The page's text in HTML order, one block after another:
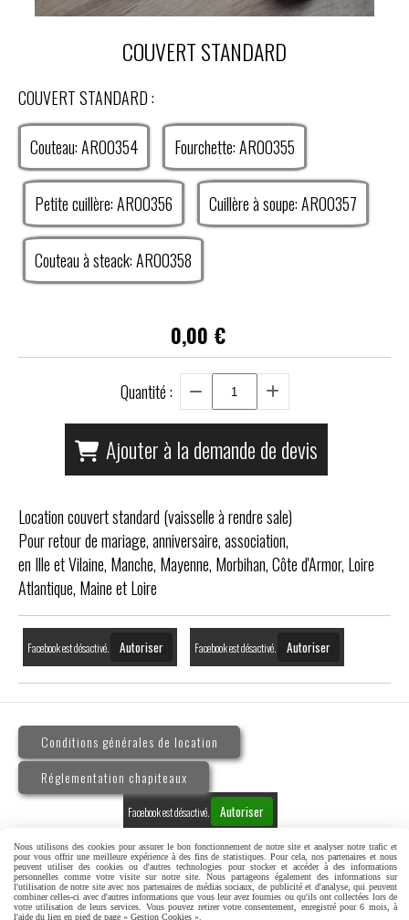
COUVERT STANDARD
COUVERT STANDARD :
Couteau: AR00354 Fourchette: AR00355
Petite cuillère: AR00356 Cuillère à soupe: AR00357
Couteau à steack: AR00358
0,00 €
Quantité :
Ajouter à la demande de devis
Location couvert standard (vaisselle à rendre sale)
Pour retour de mariage, anniversaire, association,
en Ille et Vilaine, Manche, Mayenne, Morbihan, Côte d'Armor, Loire
Atlantique, Maine et Loire
Facebook est désactivé. Autoriser Facebook est désactivé. Autoriser
Conditions générales de location
Réglementation chapiteaux
Facebook est désactivé. Autoriser
MENTIONS LÉGALES GESTION COOKIES
Nous utilisons des cookies pour assurer le bon fonctionnement de notre site et analyser notre trafic et
pour vous offrir une meilleure expérience à des fins de statistiques. Pour cela, nos partenaires et nous
peuvent utiliser des cookies ou d'autres technologies pour stocker et accéder à des informations
personnelles comme votre visite sur notre site. Nous partageons également des informations sur
l'utilisation de notre site avec nos partenaires de médias sociaux, de publicité et d'analyse, qui peuvent
combiner celles-ci avec d'autres informations que vous leur avez fournies ou qu'ils ont collectées lors de
votre utilisation de leurs services. Vous pouvez retirer votre consentement, enregistré pour 6 mois, à
l'aide du lien en pied de page « Gestion Cookies ».